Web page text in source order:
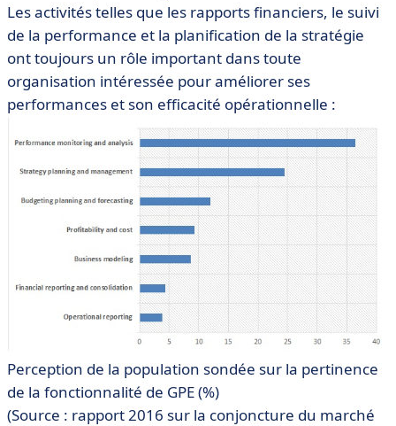
Les activités telles que les rapports financiers, le suivi
de la performance et la planification de la stratégie
ont toujours un rôle important dans toute
organisation intéressée pour améliorer ses
performances et son efficacité opérationnelle :
Perception de la population sondée sur la pertinence
de la fonctionnalité de GPE (%)
(Source : rapport 2016 sur la conjoncture du marché